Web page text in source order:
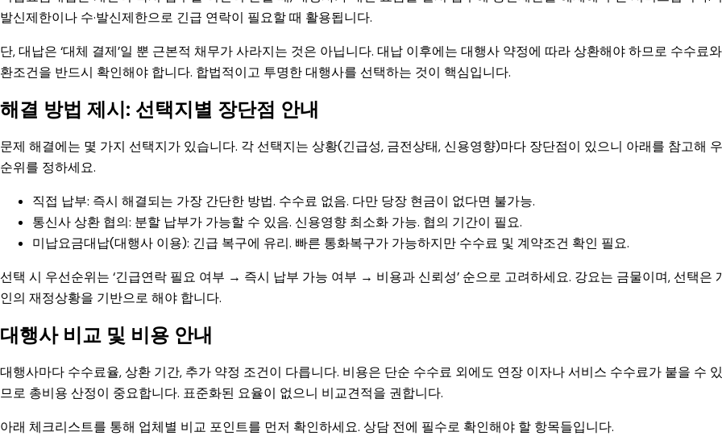
발신제한이나 수·발신제한으로 긴급 연락이 필요할 때 활용됩니다.
단, 대납은 ‘대체 결제’일 뿐 근본적 채무가 사라지는 것은 아닙니다. 대납 이후에는 대행사 약정에 따라 상환해야 하므로 수수료
환조건을 반드시 확인해야 합니다. 합법적이고 투명한 대행사를 선택하는 것이 핵심입니다.
해결 방법 제시: 선택지별 장단점 안내
문제 해결에는 몇 가지 선택지가 있습니다. 각 선택지는 상황(긴급성, 금전상태, 신용영향)마다 장단점이 있으니 아래를 참고해
순위를 정하세요.
직접 납부: 즉시 해결되는 가장 간단한 방법. 수수료 없음. 다만 당장 현금이 없다면 불가능.
통신사 상환 협의: 분할 납부가 가능할 수 있음. 신용영향 최소화 가능. 협의 기간이 필요.
미납요금대납(대행사 이용): 긴급 복구에 유리. 빠른 통화복구가 가능하지만 수수료 및 계약조건 확인 필요.
선택 시 우선순위는 ‘긴급연락 필요 여부 → 즉시 납부 가능 여부 → 비용과 신뢰성’ 순으로 고려하세요. 강요는 금물이며, 선택은
인의 재정상황을 기반으로 해야 합니다.
대행사 비교 및 비용 안내
대행사마다 수수료율, 상환 기간, 추가 약정 조건이 다릅니다. 비용은 단순 수수료 외에도 연장 이자나 서비스 수수료가 붙을 수
므로 총비용 산정이 중요합니다. 표준화된 요율이 없으니 비교견적을 권합니다.
아래 체크리스트를 통해 업체별 비교 포인트를 먼저 확인하세요. 상담 전에 필수로 확인해야 할 항목들입니다.